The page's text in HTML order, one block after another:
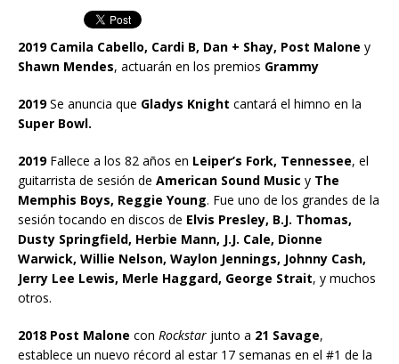
2019 Camila Cabello, Cardi B, Dan + Shay, Post Malone y
Shawn Mendes, actuarán en los premios Grammy
2019Se anuncia que Gladys Knight cantará el himno en la
Super Bowl.
2019Fallece a los 82 años en Leiper’s Fork, Tennessee, el
guitarrista de sesión de American Sound Music y The
Memphis Boys, Reggie Young. Fue uno de los grandes de la
sesión tocando en discos de Elvis Presley, B.J. Thomas,
Dusty Springfield, Herbie Mann, J.J. Cale, Dionne
Warwick, Willie Nelson, Waylon Jennings, Johnny Cash,
Jerry Lee Lewis, Merle Haggard, George Strait, y muchos
otros.
2018 Post Malone con Rockstar junto a 21 Savage,
establece un nuevo récord al estar 17 semanas en el #1 de la